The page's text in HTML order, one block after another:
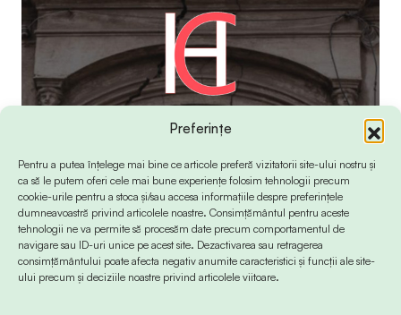
Preferințe
Pentru a putea înțelege mai bine ce articole preferă vizitatorii site-ului nostru și
ca să le putem oferi cele mai bune experiențe folosim tehnologii precum
cookie-urile pentru a stoca și/sau accesa informațiile despre preferințele
dumneavoastră privind articolele noastre. Consimțământul pentru aceste
tehnologii ne va permite să procesăm date precum comportamentul de
navigare sau ID-uri unice pe acest site. Dezactivarea sau retragerea
consimțământului poate afecta negativ anumite caracteristici și funcții ale site-
ului precum și deciziile noastre privind articolele viitoare.